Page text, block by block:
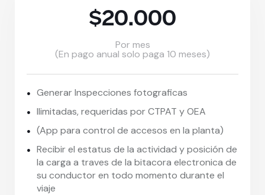
$20.000
Por mes
(En pago anual solo paga 10 meses)
Generar Inspecciones fotograficas
Ilimitadas, requeridas por CTPAT y OEA
(App para control de accesos en la planta)
Recibir el estatus de la actividad y posición de
la carga a traves de la bitacora electronica de
su conductor en todo momento durante el
viaje